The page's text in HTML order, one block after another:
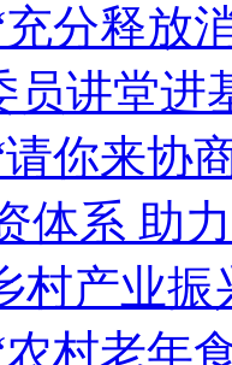
分释放
员讲堂进
你来协
体系 助
村产业
村老年